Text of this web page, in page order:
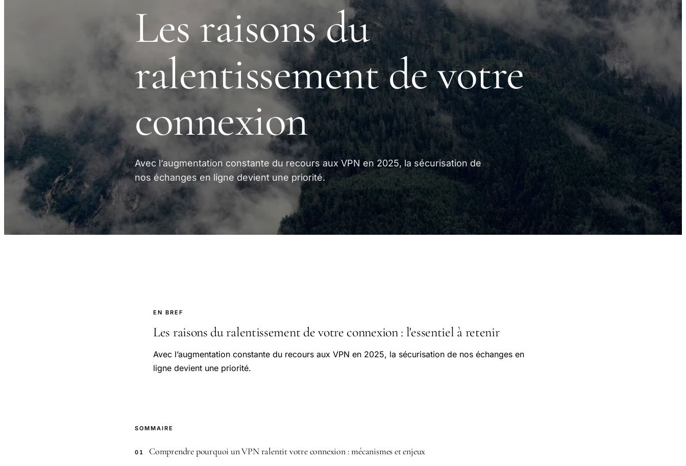
Les raisons du
ralentissement de votre
connexion
Avec l’augmentation constante du recours aux VPN en 2025, la sécurisation de
nos échanges en ligne devient une priorité.
EN BREF
Les raisons du ralentissement de votre connexion : l'essentiel à retenir
Avec l’augmentation constante du recours aux VPN en 2025, la sécurisation de nos échanges en
ligne devient une priorité.
SOMMAIRE
01 Comprendre pourquoi un VPN ralentit votre connexion : mécanismes et enjeux